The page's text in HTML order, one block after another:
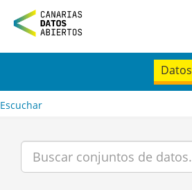
n
t
Datos
Escuchar